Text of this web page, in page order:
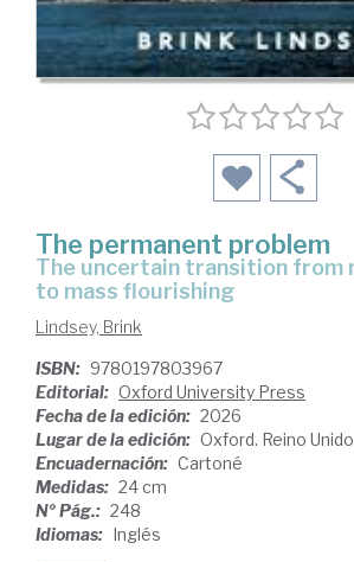
The permanent problem
the uncertain transition from mass plenty
to mass flourishing
Lindsey, Brink
ISBN: 9780197803967
Editorial: Oxford University Press
Fecha de la edición: 2026
Lugar de la edición: Oxford. Reino Unido
Encuadernación: Cartoné
Medidas: 24 cm
Nº Pág.: 248
Idiomas:
Inglés